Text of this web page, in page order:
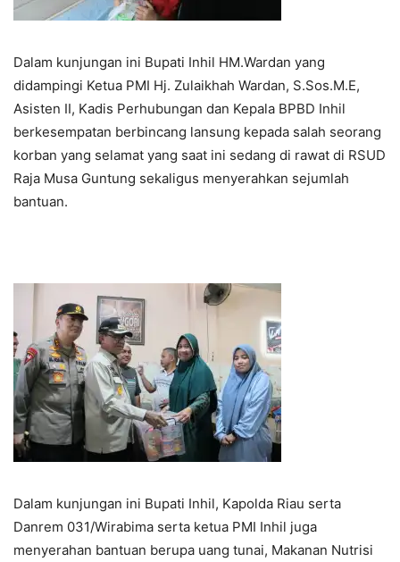
Dalam kunjungan ini Bupati Inhil HM.Wardan yang
didampingi Ketua PMI Hj. Zulaikhah Wardan, S.Sos.M.E,
Asisten II, Kadis Perhubungan dan Kepala BPBD Inhil
berkesempatan berbincang lansung kepada salah seorang
korban yang selamat yang saat ini sedang di rawat di RSUD
Raja Musa Guntung sekaligus menyerahkan sejumlah
bantuan.
Dalam kunjungan ini Bupati Inhil, Kapolda Riau serta
Danrem 031/Wirabima serta ketua PMI Inhil juga
menyerahan bantuan berupa uang tunai, Makanan Nutrisi